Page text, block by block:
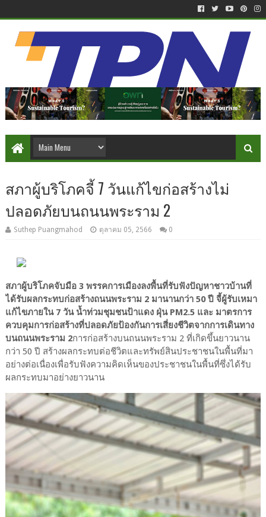
สภาผู้บริโภคจี้ 7 วันแก้ไขก่อสร้างไม่
ปลอดภัยบนถนนพระราม 2
Suthep Puangmahod ตุลาคม 05, 2566 0
สภาผู้บริโภคจับมือ 3 พรรคการเมืองลงพื้นที่รับฟังปัญหาชาวบ้านที่
ได้รับผลกระทบก่อสร้างถนนพระราม 2 มานานกว่า 50 ปี จี้ผู้รับเหมา
แก้ไขภายใน 7 วัน น้ำท่วมชุมชนป้าแดง ฝุ่น PM2.5 และ มาตรการ
ควบคุมการก่อสร้างที่ปลอดภัยป้องกันการเสี่ยงชีวิตจากการเดินทาง
บนถนนพระราม 2การก่อสร้างบนถนนพระราม 2 ที่เกิดขึ้นยาวนาน
กว่า 50 ปี สร้างผลกระทบต่อชีวิตและทรัพย์สินประชาชนในพื้นที่มา
อย่างต่อเนื่องเพื่อรับฟังความคิดเห็นของประชาชนในพื้นที่ซึ่งได้รับ
ผลกระทบมาอย่างยาวนาน